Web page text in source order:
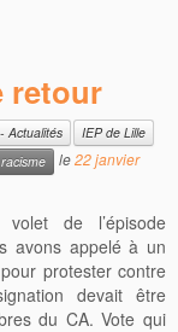
retour
Actualités IEP de Lille
racisme le22 janvier
de l’épisode
avons appelé à un
protester contre
devait être
du CA. Vote qui